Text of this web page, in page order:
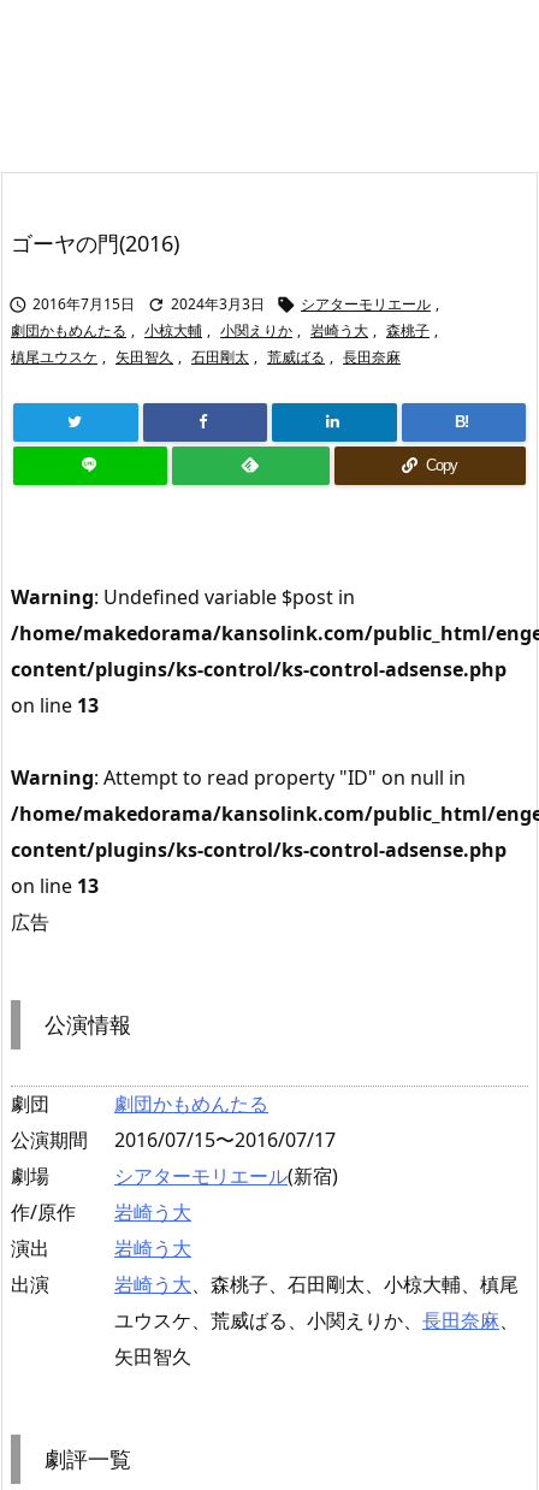
ゴーヤの門(2016)
 2016年7月15日  2024年3月3日  シアターモリエール ,
劇団かもめんたる , 小椋大輔 , 小関えりか , 岩崎う大 , 森桃子 ,
槙尾ユウスケ , 矢田智久 , 石田剛太 , 荒威ばる , 長田奈麻
B!
Copy
Warning: Undefined variable $post in
/home/makedorama/kansolink.com/public_html/
content/plugins/ks-control/ks-control-adsense.php
on line 13
Warning: Attempt to read property "ID" on null in
/home/makedorama/kansolink.com/public_html/
content/plugins/ks-control/ks-control-adsense.php
on line 13
広告
公演情報
劇団
劇団かもめんたる
公演期間
2016/07/15〜2016/07/17
劇場
シアターモリエール(新宿)
作/原作
岩崎う大
演出
岩崎う大
出演
岩崎う大、森桃子、石田剛太、小椋大輔、槙尾
ユウスケ、荒威ばる、小関えりか、 長田奈麻、
矢田智久
劇評一覧